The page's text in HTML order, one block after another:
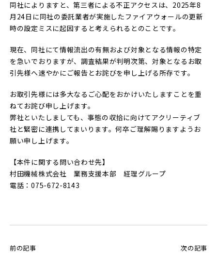
同社によりますと、第三者による不正アクセスは、2025年8
月24日に同社の委託業者が実施したファイアウォールの更新
時の設定ミスに起因すると考えられるとのことです。
現在、同社にて情報流出の有無および対象となる情報の特定
を急いでおりますが、調査結果が判明次第、対象となるお取
引先様へ速やかにご報告とお詫びを申し上げる所存です。
お取引先様には多大なるご心配をおかけいたしますことを重
ねてお詫び申し上げます。
弊社といたしましても、事態の収拾に向けてアクリーティブ
社と緊密に連携してまいります。何卒ご理解賜りますようお
願い申し上げます。
【本件に関する問い合わせ先】
村田機械株式会社 業務支援本部 経理グループ
電話：075-672-8143
前の記事 次の記事